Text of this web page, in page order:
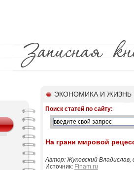
ЭКОНОМИКА И ЖИЗНЬ
Поиск статей по сайту:
На грани мировой
Автор: Жуковский
Источник: Finam.ru